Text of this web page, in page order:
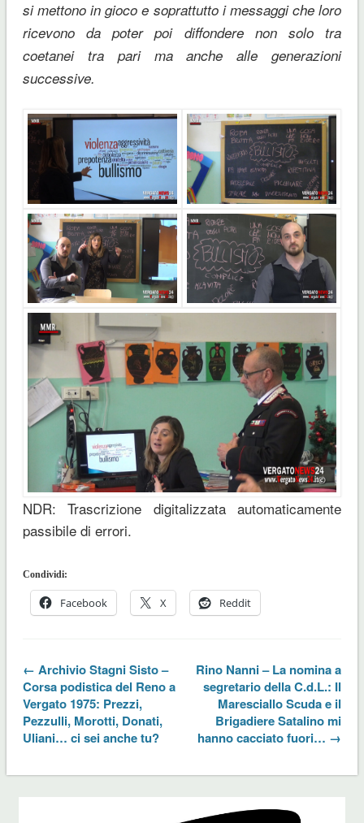
si mettono in gioco e soprattutto i messaggi che loro
ricevono da poter poi diffondere non solo tra
coetanei tra pari ma anche alle generazioni
successive.
NDR: Trascrizione digitalizzata automaticamente
passibile di errori.
Condividi:
Facebook X Reddit
← Archivio Stagni Sisto –
Corsa podistica del Reno a
Vergato 1975: Prezzi,
Pezzulli, Morotti, Donati,
Uliani… ci sei anche tu?
Rino Nanni – La nomina a
segretario della C.d.L.: Il
Maresciallo Scuda e il
Brigadiere Satalino mi
hanno cacciato fuori… →